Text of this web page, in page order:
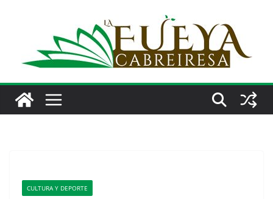
CULTURA Y DEPORTE